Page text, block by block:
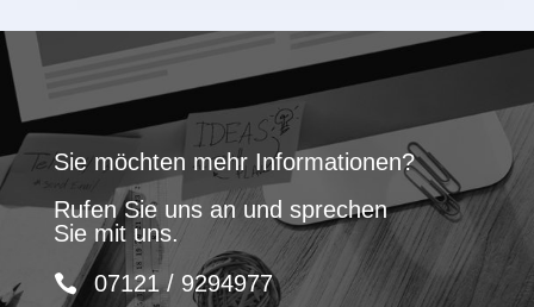
Sie möchten mehr Informationen?
Rufen Sie uns an und sprechen
Sie mit uns.
07121 / 9294977